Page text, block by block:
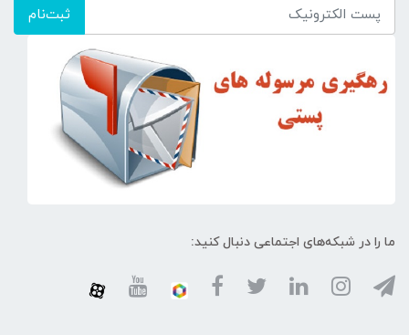
ثبت‌نام
ما را در شبکه‌های اجتماعی دنبال کنید: